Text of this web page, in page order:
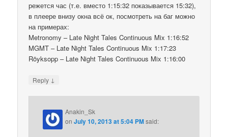
режется час (т.е. вместо 1:15:32 показывается 15:32),
в плеере внизу окна всё ок, посмотреть на баг можно
на примерах:
Metronomy – Late Night Tales Continuous Mix 1:16:52
MGMT – Late Night Tales Continuous Mix 1:17:23
Röyksopp – Late Night Tales Continuous Mix 1:16:00
Reply ↓
Anakin_Sk
onJuly 10, 2013 at 5:04 PMsaid: